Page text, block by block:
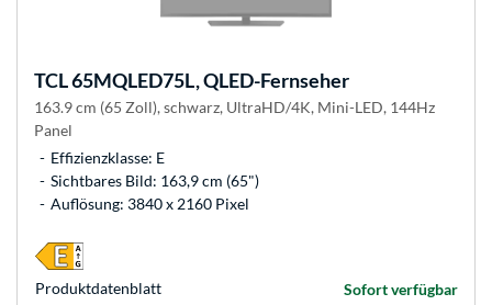
TCL65MQLED75L, QLED-Fernseher
163.9 cm (65 Zoll), schwarz, UltraHD/4K, Mini-LED, 144Hz
Panel
Effizienzklasse: E
Sichtbares Bild: 163,9 cm (65")
Auflösung: 3840 x 2160 Pixel
Sofort verfügbar
Produkt­datenblatt